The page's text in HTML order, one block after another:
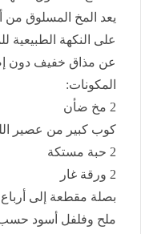
يعد المخ المسلوق
على النكهة الطبيعية
عن مذاق خفيف دون
المكونات:
2 مخ ضأن
كوب كبير من عصير
2 حبة مستكة
2 ورقة غار
بصلة مقطعة إلى أرباع
ملح وفلفل أسود حسب